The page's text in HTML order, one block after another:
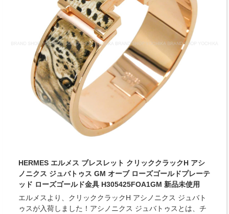
HERMES エルメス ブレスレット クリッククラックH アシ
ノニクス ジュバトゥス GM オーブ ローズゴールドプレーテ
ッド ローズゴールド金具 H305425FOA1GM 新品未使用
エルメスより、クリッククラックH アシノニクス ジュバト
ゥスが入荷しました！アシノニクス ジュバトゥスとは、チ